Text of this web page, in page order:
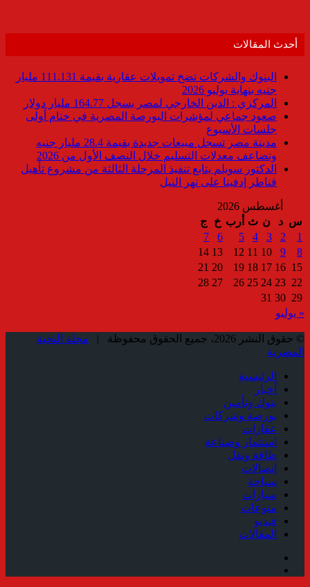
أحدث المقالات
البنوك والشركات تضخ تمويلات عقارية بقيمة 111.131 مليار
جنيه بنهاية يوليو 2026
المركزي : الدين الخارجي لمصر يسجل 164.77 مليار دولار
صعود جماعي لمؤشرات البورصة المصرية في ختام أولى
جلسات الأسبوع
مدينة مصر تسجل مبيعات جديدة بقيمة 28.4 مليار جنيه
وتضاعف معدلات التسليم خلال النصف الأول من 2026
الدكتور سويلم يتابع تنفيذ المرحلة الثالثة من مشروع تأهيل
قناطر إدفينا على نهر النيل
أغسطس 2026
س د ن ث أرب خ
ج
1
2
3
4
5
6
7
8
9
10
11
12
13
14
15
16
17
18
19
20
21
22
23
24
25
26
27
28
29
30
31
« يوليو
© حقوق النشر 2026، جميع الحقوق محفوظة |
مجلة النخبة
المصرية
الرئيسية
أخبار
بنوك وتأمين
بورصة وشركات
عقارات
استثمار وصناعة
طاقة ونقل
إتصالات
سياحة
سيارات
منوعات
فيديو
المقالات